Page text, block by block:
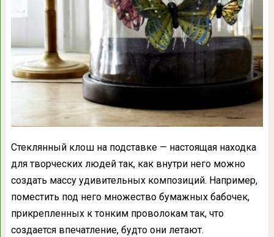
Стеклянный клош на подставке — настоящая находка
для творческих людей так, как внутри него можно
создать массу удивительных композиций. Например,
поместить под него множество бумажных бабочек,
прикрепленных к тонким проволокам так, что
создается впечатление, будто они летают.